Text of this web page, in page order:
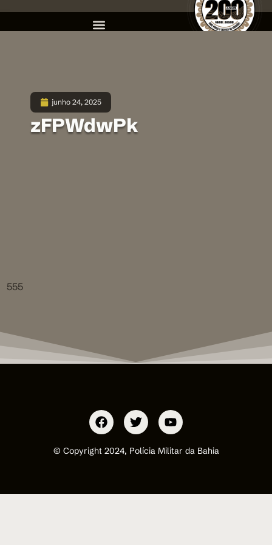
junho 24, 2025
zFPWdwPk
555
© Copyright 2024, Polícia Militar da Bahia